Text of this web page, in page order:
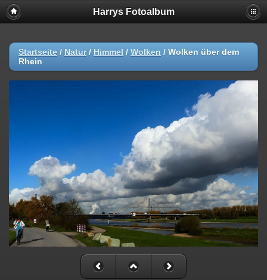
Harrys Fotoalbum
Startseite / Natur/ Himmel / Wolken / Wolken über dem
Rhein